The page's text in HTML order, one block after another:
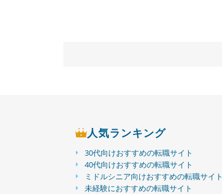
人気ランキング
30代向けおすすめの転職サイト
40代向けおすすめの転職サイト
ミドルシニア向けおすすめの転職サイト
未経験におすすめの転職サイト